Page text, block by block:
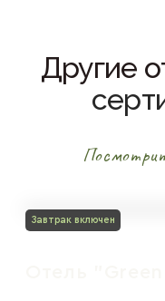
Другие
Завтрак включен